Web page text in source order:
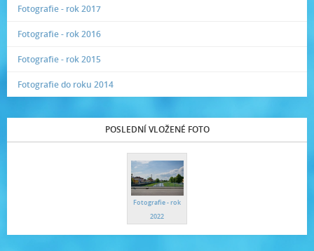
Fotografie - rok 2017
Fotografie - rok 2016
Fotografie - rok 2015
Fotografie do roku 2014
POSLEDNÍ VLOŽENÉ FOTO
Fotografie - rok
2022